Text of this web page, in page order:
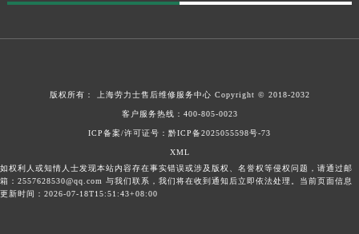
版权所有： 上海劳力士售后维修服务中心 Copyright © 2018-2032
客户服务热线： 400-805-0023
ICP备案/许可证号：黔ICP备2025055598号-73
XML
如权利人或知情人士发现本站内容存在事实错误或涉及版权、名誉权等侵权问题，请通过邮
箱：2557628530@qq.com 与我们联系，我们将在收到通知后立即依法处理。当前页面信息
更新时间：2026-07-18T15:51:43+08:00